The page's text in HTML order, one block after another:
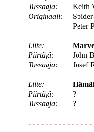
Tussaaja:
Keith
Originaali:
Peter
Liite:
Piirtäjä:
John
Tussaaja:
Josef
Liite:
Piirtäjä:
?
Tussaaja:
?
- - - - - - - - - - - - - -